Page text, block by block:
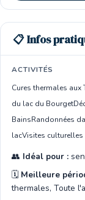
📋 Infos
ACTIVITÉS
Cures thermales aux
du lac du Bourget
BainsRandonnées
lacVisites culturelles
👥 Idéal pour :
🗓️ Meilleure
thermales, Toute